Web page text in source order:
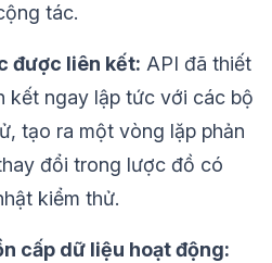
tác.
được liên kết: API đã thiết
kết ngay lập tức với các bộ
tạo ra một vòng lặp phản
đổi trong lược đồ có
kiểm thử.
cấp dữ liệu hoạt động: